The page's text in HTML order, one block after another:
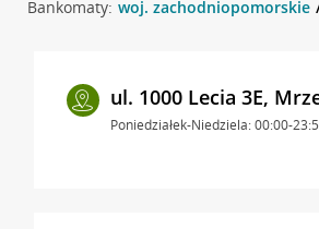
Bankomaty: woj. zachodniopomorskie
ul. 1000 Lecia 3E,
Poniedziałek-Niedziela: 00:00-